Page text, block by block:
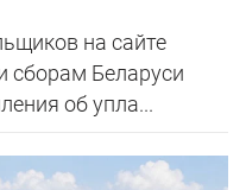
на сайте
сборам Беларуси
об упла...